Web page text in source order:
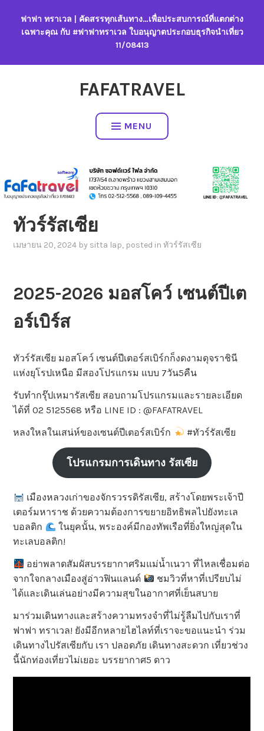
content
ฟาฟา ทราเวล | คัดสรรทุกเส้นทาง…เพื่อประสบการณ์ที่แตกต่าง
เฉพาะคุณ กับ #ฟาฟาทราเวล ใบอนุญาตประกอบธุรกิจนำเที่ยว
11/08413
FAFATRAVEL
MENU
ทัวร์รัสเซีย
เมษายน 20, 2024 by sitta lap, posted inทัวร์รัสเซีย
2025-2026 มอสโคว์ เซนต์ปีเต
อร์เบิร์ส
ทัวร์รัสเซีย มอสโคว์ เซนต์ปีเตอร์สเบิร์กก็งดงามดุจราชินี
แห่งยุโรปเหนือ มีสองโปรแกรม แบบ 7วัน5คืน
รับทำกรุ๊ปเหมารัสเซีย สอบถามโปรแกรมและรายละเอียด
ได้ที่ 02 5125568 หรือ LINE ID : @FAFATRAVEL
หลงใหลในเสน่ห์ของเซนต์ปีเตอร์สเบิร์ก
#ทัวร์รัสเซีย
โปรแกรมการเดินทาง รัสเซีย
เมืองหลวงเก่าของจักรวรรดิรัสเซีย, สร้างโดยพระเจ้าปี
เตอร์มหาราช ด้วยความต้องการขยายอิทธิพลไปยังทะเล
บอลติก
ในยุคนั้น, พระองค์มีกองทัพเรือที่ยิ่งใหญ่สุดใน
ทะเลบอลติก!
อย่าพลาดสัมผัสบรรยากาศริมแม่น้ำเนวา ที่ไหลเชื่อมต่อ
จากใจกลางเมืองสู่อ่าวฟินแลนด์
ชมวิวที่หาที่เปรียบไม่
ได้และเดินเล่นอย่างมีความสุขในอากาศที่เย็นสบาย
มาร่วมเดินทางและสร้างความทรงจำที่ไม่รู้ลืมไปกับเราที่
ฟาฟา ทราเวล! ยังมีอีกหลายไฮไลท์ที่เราจะขอแนะนำ ร่วม
เดินทางไปรัสเซียกับ เรา ปลอดภัย เดินทางสะดวก เที่ยวช่วง
นี้นักท่องเที่ยวไม่เยอะ บรรยากาศ5 ดาว